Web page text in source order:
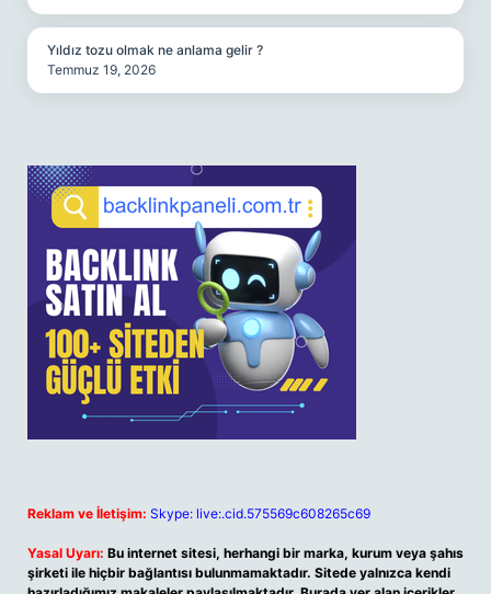
Yıldız tozu olmak ne anlama gelir ?
Temmuz 19, 2026
Reklam ve İletişim: Skype: live:.cid.575569c608265c69
Yasal Uyarı: Bu internet sitesi, herhangi bir marka, kurum veya şahıs
şirketi ile hiçbir bağlantısı bulunmamaktadır. Sitede yalnızca kendi